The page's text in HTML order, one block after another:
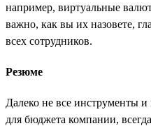
например, виртуальные
важно, как вы их назовете,
всех сотрудников.
Резюме
Далеко не все инструменты
для бюджета компании,